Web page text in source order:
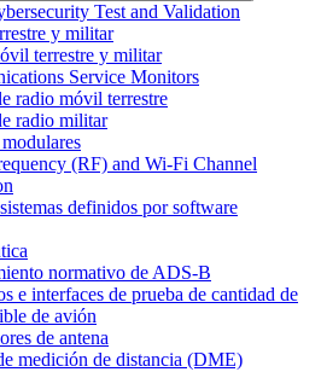
Test and Validation
y militar
terrestre y militar
Service Monitors
radio móvil terrestre
radio militar
(RF) and Wi-Fi Channel
definidos por software
normativo de ADS-B
e interfaces de prueba de cantidad de
de avión
de antena
medición de distancia (DME)